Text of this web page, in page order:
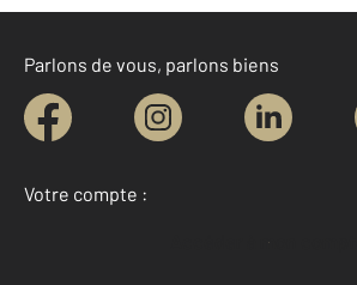
Parlons de vous, parlons biens
Votre compte :
Accéder à mon compte